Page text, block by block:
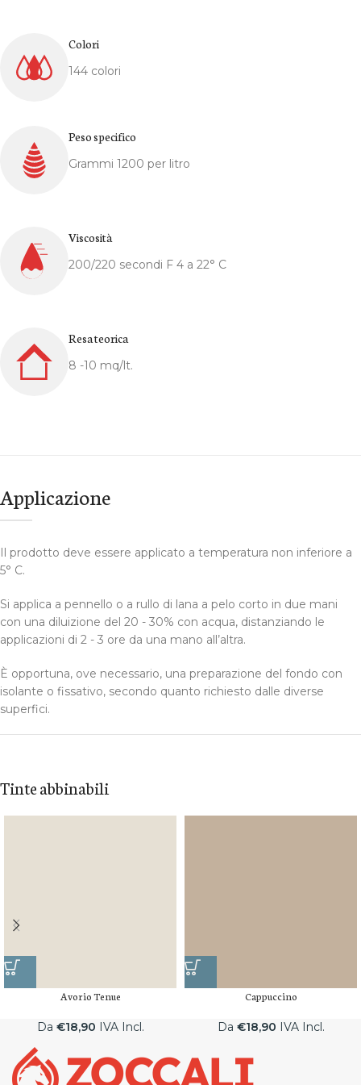
Colori
144 colori
Peso specifico
Grammi 1200 per litro
Viscosità
200/220 secondi F 4 a 22° C
Resa teorica
8 -10 mq/lt.
Applicazione
Il prodotto deve essere applicato a temperatura non inferiore a
5° C.
Si applica a pennello o a rullo di lana a pelo corto in due mani
con una diluizione del 20 - 30% con acqua, distanziando le
applicazioni di 2 - 3 ore da una mano all’altra.
È opportuna, ove necessario, una preparazione del fondo con
isolante o fissativo, secondo quanto richiesto dalle diverse
superfici.
Tinte abbinabili
Avorio Tenue
Da €18,90 IVA Incl.
Cappuccino
Da €18,90 IVA Incl.